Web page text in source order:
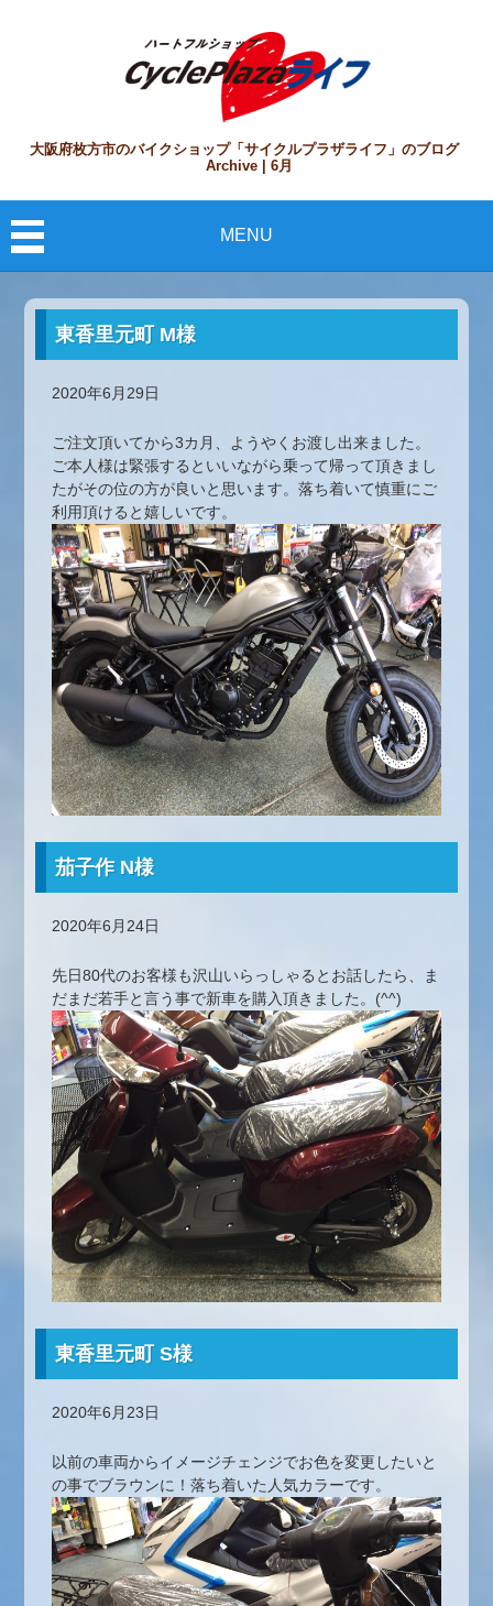
大阪府枚方市のバイクショップ「サイクルプラザライフ」のブログ
Archive | 6月
MENU
東香里元町 M様
2020年6月29日
ご注文頂いてから3カ月、ようやくお渡し出来ました。
ご本人様は緊張するといいながら乗って帰って頂きまし
たがその位の方が良いと思います。落ち着いて慎重にご
利用頂けると嬉しいです。
茄子作 N様
2020年6月24日
先日80代のお客様も沢山いらっしゃるとお話したら、ま
だまだ若手と言う事で新車を購入頂きました。(^^)
東香里元町 S様
2020年6月23日
以前の車両からイメージチェンジでお色を変更したいと
の事でブラウンに！落ち着いた人気カラーです。